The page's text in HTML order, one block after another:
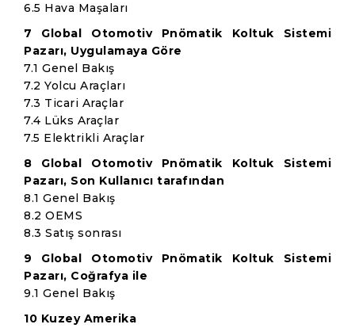
6.5 Hava Maşaları
7 Global Otomotiv Pnömatik Koltuk Sistemi
Pazarı, Uygulamaya Göre
7.1 Genel Bakış
7.2 Yolcu Araçları
7.3 Ticari Araçlar
7.4 Lüks Araçlar
7.5 Elektrikli Araçlar
8 Global Otomotiv Pnömatik Koltuk Sistemi
Pazarı, Son Kullanıcı tarafından
8.1 Genel Bakış
8.2 OEMS
8.3 Satış sonrası
9 Global Otomotiv Pnömatik Koltuk Sistemi
Pazarı, Coğrafya ile
9.1 Genel Bakış
10 Kuzey Amerika